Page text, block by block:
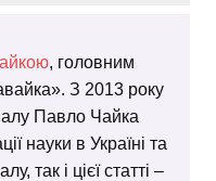
, головним
З 2013 року
Павло Чайка
науки в Україні та
так і цієї статті –